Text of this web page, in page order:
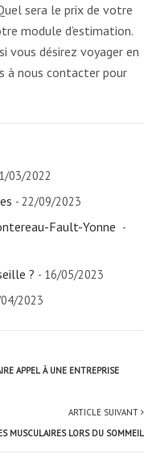
sera le prix de votre
module d’estimation.
vous désirez voyager en
à nous contacter pour
03/2022
- 22/09/2023
Fault-Yonne -
? - 16/05/2023
2023
APPEL À UNE ENTREPRISE
ARTICLE SUIVANT
MUSCULAIRES LORS DU SOMMEIL